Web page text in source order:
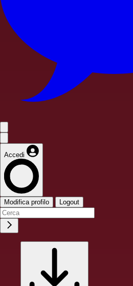
Accedi
Modifica profilo Logout